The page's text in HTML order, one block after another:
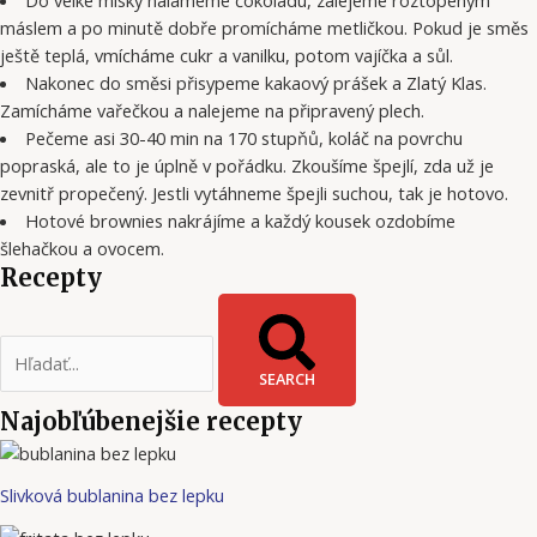
máslem a po minutě dobře promícháme metličkou. Pokud je směs
ještě teplá, vmícháme cukr a vanilku, potom vajíčka a sůl.
Nakonec do směsi přisypeme kakaový prášek a Zlatý Klas.
Zamícháme vařečkou a nalejeme na připravený plech.
Pečeme asi 30-40 min na 170 stupňů, koláč na povrchu
popraská, ale to je úplně v pořádku. Zkoušíme špejlí, zda už je
zevnitř propečený. Jestli vytáhneme špejli suchou, tak je hotovo.
Hotové brownies nakrájíme a každý kousek ozdobíme
šlehačkou a ovocem.
Recepty
SEARCH
Najobľúbenejšie recepty
Slivková bublanina bez lepku